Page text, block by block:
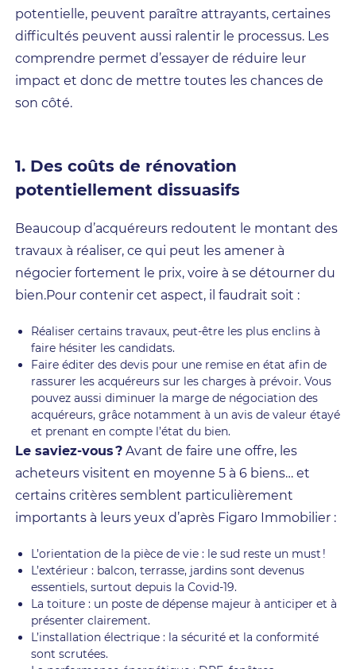
potentielle, peuvent paraître attrayants, certaines
difficultés peuvent aussi ralentir le processus. Les
comprendre permet d’essayer de réduire leur
impact et donc de mettre toutes les chances de
son côté.
1. Des coûts de rénovation
potentiellement dissuasifs
Beaucoup d’acquéreurs redoutent le montant des
travaux à réaliser, ce qui peut les amener à
négocier fortement le prix, voire à se détourner du
bien.Pour contenir cet aspect, il faudrait soit :
Réaliser certains travaux, peut-être les plus enclins à
faire hésiter les candidats.
Faire éditer des devis pour une remise en état afin de
rassurer les acquéreurs sur les charges à prévoir. Vous
pouvez aussi diminuer la marge de négociation des
acquéreurs, grâce notamment à un avis de valeur étayé
et prenant en compte l’état du bien.
Le saviez-vous ? Avant de faire une offre, les
acheteurs visitent en moyenne 5 à 6 biens… et
certains critères semblent particulièrement
importants à leurs yeux d’après Figaro Immobilier :
L’orientation de la pièce de vie : le sud reste un must !
L’extérieur : balcon, terrasse, jardins sont devenus
essentiels, surtout depuis la Covid-19.
La toiture : un poste de dépense majeur à anticiper et à
présenter clairement.
L’installation électrique : la sécurité et la conformité
sont scrutées.